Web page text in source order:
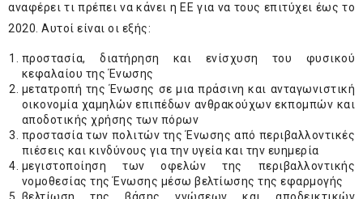
αναφέρει τι πρέπει να κάνει η ΕΕ για να τους επιτύχει έως το
2020. Αυτοί είναι οι εξής:
προστασία, διατήρηση και ενίσχυση του φυσικού
κεφαλαίου της Ένωσης
μετατροπή της Ένωσης σε μια πράσινη και ανταγωνιστική
οικονομία χαμηλών επιπέδων ανθρακούχων εκπομπών και
αποδοτικής χρήσης των πόρων
προστασία των πολιτών της Ένωσης από περιβαλλοντικές
πιέσεις και κινδύνους για την υγεία και την ευημερία
μεγιστοποίηση των οφελών της περιβαλλοντικής
νομοθεσίας της Ένωσης μέσω βελτίωσης της εφαρμογής